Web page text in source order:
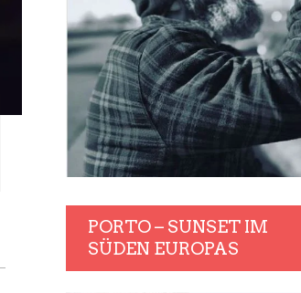
PORTO – SUNSET IM
SÜDEN EUROPAS